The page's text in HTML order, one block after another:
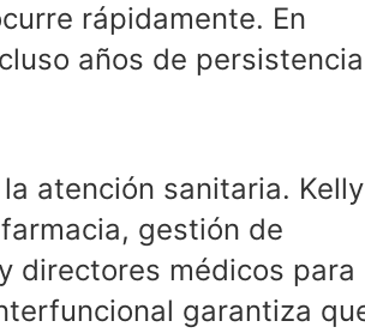
rápidamente. En
años de
atención sanitaria. Kelly
gestión de
directores médicos para
garantiza